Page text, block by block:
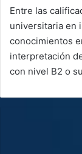
Entre las
universitaria en
conocimientos
interpretación
con nivel B2 o